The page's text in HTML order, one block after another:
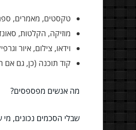
טקסטים, מאמרים,
מוזיקה, הקלטות,
וידאו, צילום, איור
קוד תוכנה (כן, גם
מה אנשים מפספסים?
שבלי הסכמים נכונים, מי